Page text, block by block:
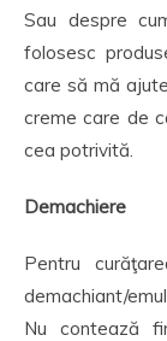
Sau despre
folosesc
care să mă
creme care de
cea potrivită.
Demachiere
Pentru
demachiant/
Nu contează